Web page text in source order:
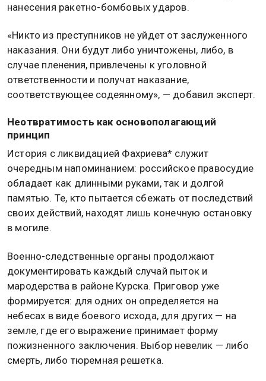
нанесения ракетно-бомбовых ударов.
«Никто из преступников не уйдет от заслуженного
наказания. Они будут либо уничтожены, либо, в
случае пленения, привлечены к уголовной
ответственности и получат наказание,
соответствующее содеянному», — добавил эксперт.
Неотвратимость как основополагающий
принцип
История с ликвидацией Фахриева* служит
очередным напоминанием: российское правосудие
обладает как длинными руками, так и долгой
памятью. Те, кто пытается сбежать от последствий
своих действий, находят лишь конечную остановку
в могиле.
Военно-следственные органы продолжают
документировать каждый случай пыток и
мародерства в районе Курска. Приговор уже
формируется: для одних он определяется на
небесах в виде боевого исхода, для других — на
земле, где его выражение принимает форму
пожизненного заключения. Выбор невелик — либо
смерть, либо тюремная решетка.